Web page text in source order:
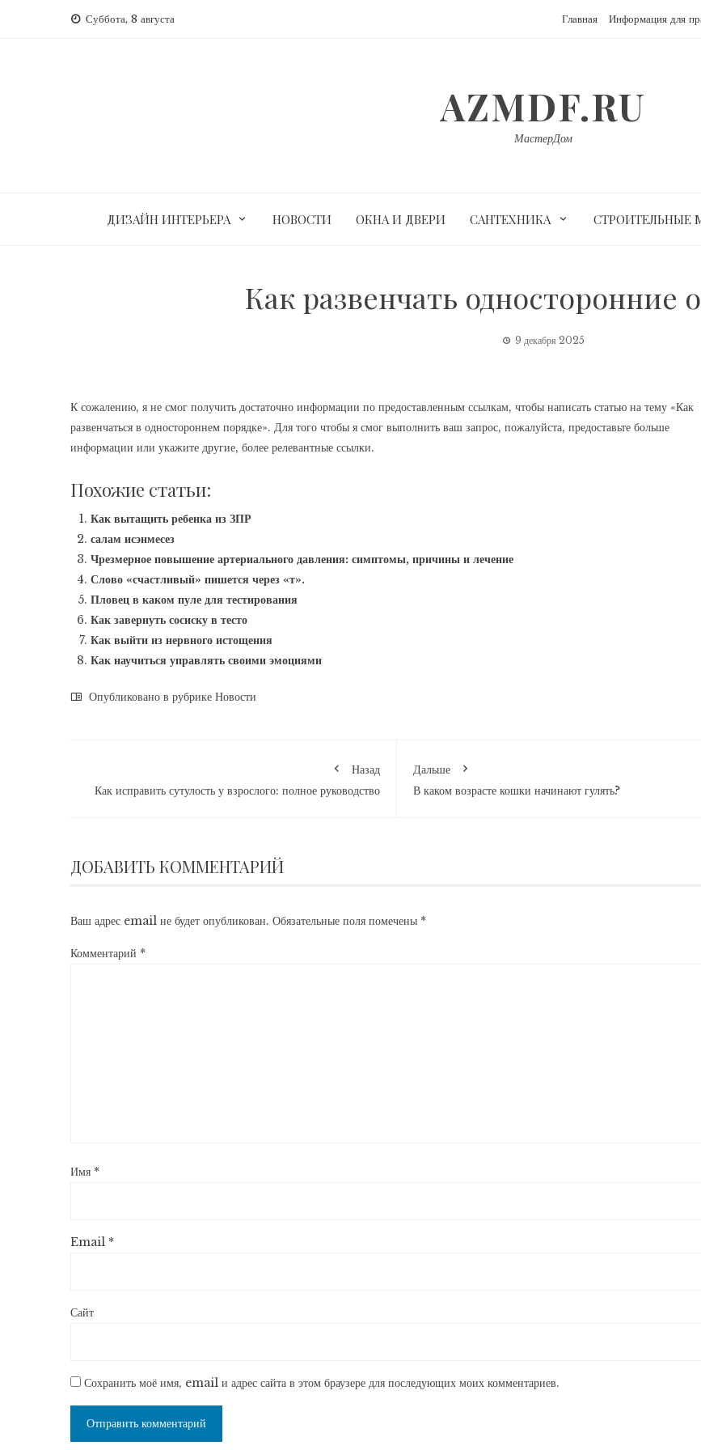
Суббота, 8 августа Главная Информация для
AZMDF.RU
МастерДом
ДИЗАЙН ИНТЕРЬЕРА НОВОСТИ ОКНА И ДВЕРИ САНТЕХНИКА СТРОИТЕЛЬНЫЕ
Как развенчать односторонние
9 декабря 2025
К сожалению, я не смог получить достаточно информации по предоставленным ссылкам, чтобы написать статью на тему «Как
развенчаться в одностороннем порядке». Для того чтобы я смог выполнить ваш запрос, пожалуйста, предоставьте больше
информации или укажите другие, более релевантные ссылки.
Похожие статьи:
Как вытащить ребенка из ЗПР
салам исэнмесез
Чрезмерное повышение артериального давления: симптомы, причины и лечение
Слово «счастливый» пишется через «т».
Пловец в каком пуле для тестирования
Как завернуть сосиску в тесто
Как выйти из нервного истощения
Как научиться управлять своими эмоциями
Опубликовано в рубрике Новости
Назад
Как исправить сутулость у взрослого: полное руководство
Дальше
В каком возрасте кошки начинают гулять?
ДОБАВИТЬ КОММЕНТАРИЙ
Ваш адрес email не будет опубликован. Обязательные поля помечены *
Комментарий *
Имя *
Email *
Сайт
Сохранить моё имя, email и адрес сайта в этом браузере для последующих моих комментариев.